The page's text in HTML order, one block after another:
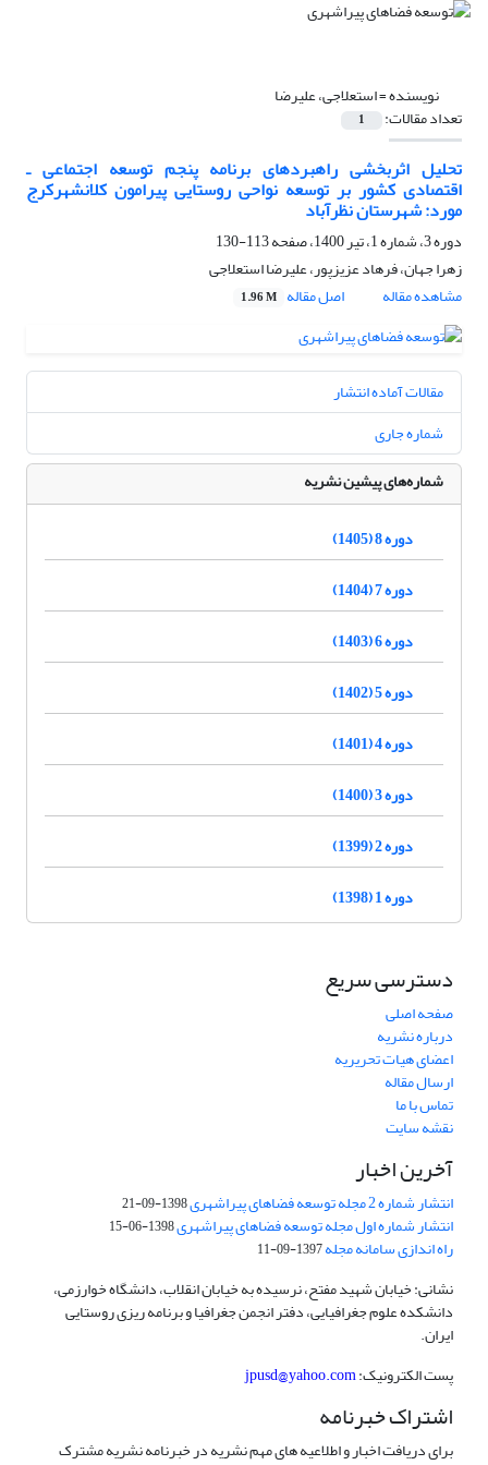
نویسنده =استعلاجی، علیرضا
تعداد مقالات: 1
تحلیل اثربخشی راهبردهای برنامه پنجم توسعه اجتماعی ـ
اقتصادی کشور بر توسعه نواحی روستایی پیرامون کلانشهرکرج
مورد: شهرستان نظرآباد
دوره 3، شماره 1، تیر 1400، صفحه
113-130
زهرا جهان، فرهاد عزیزپور، علیرضا استعلاجی
مشاهده مقاله
اصل مقاله 1.96 M
مقالات آماده انتشار
شماره جاری
شماره‌های پیشین نشریه
دوره 8 (1405)
دوره 7 (1404)
دوره 6 (1403)
دوره 5 (1402)
دوره 4 (1401)
دوره 3 (1400)
دوره 2 (1399)
دوره 1 (1398)
دسترسی سریع
صفحه اصلی
درباره نشریه
اعضای هیات تحریریه
ارسال مقاله
تماس با ما
نقشه سایت
آخرین اخبار
انتشار شماره 2 مجله توسعه فضاهای پیراشهری 1398-09-21
انتشار شماره اول مجله توسعه فضاهای پیراشهری1398-06-15
راه اندازی سامانه مجله1397-09-11
نشانی: خیابان شهید مفتح، نرسیده به خیابان انقلاب، دانشگاه خوارزمی،
دانشکده علوم جغرافیایی، دفتر انجمن جغرافیا و برنامه ریزی روستایی
ایران.
پست الکترونیک:jpusd@yahoo.com
اشتراک خبرنامه
برای دریافت اخبار و اطلاعیه های مهم نشریه در خبرنامه نشریه مشترک